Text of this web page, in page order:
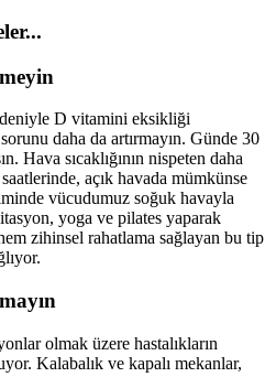
D vitamini eksikliği
daha da artırmayın. Günde 30
Hava sıcaklığının nispeten daha
açık havada mümkünse
vücudumuz soğuk havayla
yoga ve pilates yaparak
zihinsel rahatlama sağlayan bu tip
olmak üzere hastalıkların
Kalabalık ve kapalı mekanlar,